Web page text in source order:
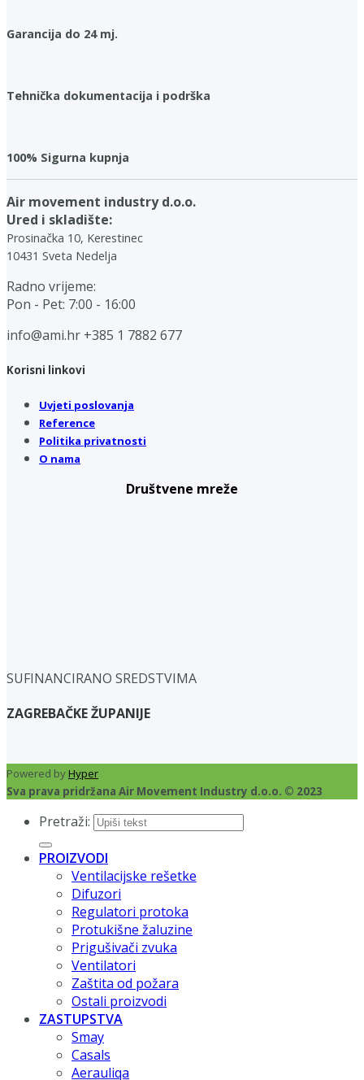
Garancija do 24 mj.
Tehnička dokumentacija i podrška
100% Sigurna kupnja
Air movement industry d.o.o.
Ured i skladište:
Prosinačka 10, Kerestinec
10431 Sveta Nedelja
Radno vrijeme:
Pon - Pet: 7:00 - 16:00
info@ami.hr +385 1 7882 677
Korisni linkovi
Uvjeti poslovanja
Reference
Politika privatnosti
O nama
Društvene mreže
SUFINANCIRANO SREDSTVIMA
ZAGREBAČKE ŽUPANIJE
Powered byHyper
Sva prava pridržana Air Movement Industry d.o.o. © 2023
Pretraži:
PROIZVODI
Ventilacijske rešetke
Difuzori
Regulatori protoka
Protukišne žaluzine
Prigušivači zvuka
Ventilatori
Zaštita od požara
Ostali proizvodi
ZASTUPSTVA
Smay
Casals
Aerauliqa